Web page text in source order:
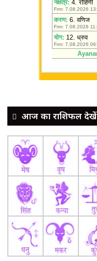
आज का राशिफल देखें